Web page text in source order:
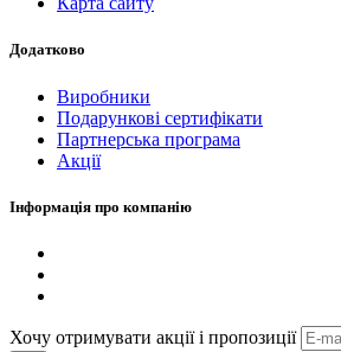
Додатково
Виробники
Подарункові сертифікати
Партнерська програма
Акції
Інформація про компанію
Хочу отримувати акції і пропозиції